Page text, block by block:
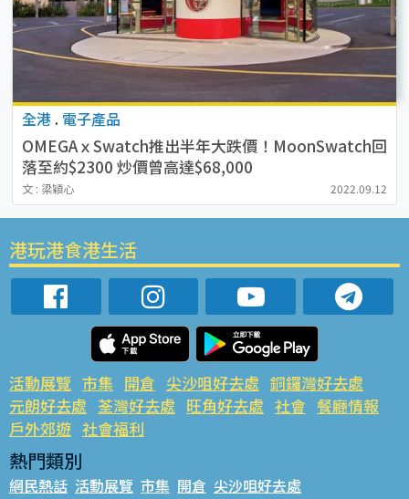
全港 . 電子產品
OMEGAｘSwatch推出半年大跌價！MoonSwatch回
落至約$2300 炒價曾高達$68,000
文 : 梁穎心 2022.09.12
港玩港食港生活
活動展覽 市集 開倉 尖沙咀好去處 銅鑼灣好去處
元朗好去處 荃灣好去處 旺角好去處 社會 餐廳情報
戶外郊遊 社會福利
熱門類別
網民熱話 活動展覽 市集 開倉 尖沙咀好去處